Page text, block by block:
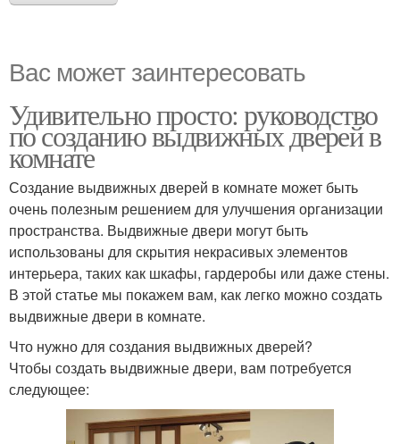
Вас может заинтересовать
Удивительно просто: руководство
по созданию выдвижных дверей в
комнате
Создание выдвижных дверей в комнате может быть
очень полезным решением для улучшения организации
пространства. Выдвижные двери могут быть
использованы для скрытия некрасивых элементов
интерьера, таких как шкафы, гардеробы или даже стены.
В этой статье мы покажем вам, как легко можно создать
выдвижные двери в комнате.
Что нужно для создания выдвижных дверей?
Чтобы создать выдвижные двери, вам потребуется
следующее: